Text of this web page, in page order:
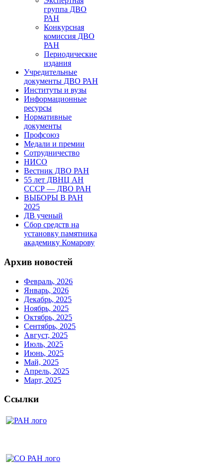
группа ДВО
РАН
Конкурсная
комиссия ДВО
РАН
Периодические
издания
Учредительные
документы ДВО РАН
Институты и вузы
Информационные
ресурсы
Нормативные
документы
Профсоюз
Медали и премии
Сотрудничество
НИСО
Вестник ДВО РАН
55 лет ДВНЦ АН
СССР — ДВО РАН
ВЫБОРЫ В РАН
2025
ДВ ученый
Сбор средств на
установку памятника
академику Комарову
Архив новостей
Февраль, 2026
Январь, 2026
Декабрь, 2025
Ноябрь, 2025
Октябрь, 2025
Сентябрь, 2025
Август, 2025
Июль, 2025
Июнь, 2025
Май, 2025
Апрель, 2025
Март, 2025
Ссылки